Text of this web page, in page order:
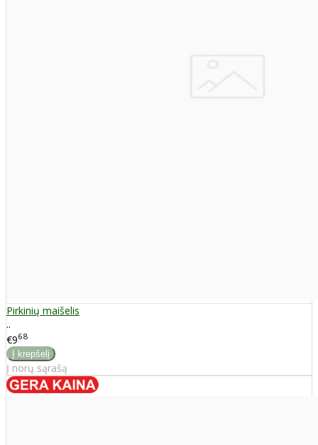
Pirkinių maišelis
..
€968
Į norų sąrašą